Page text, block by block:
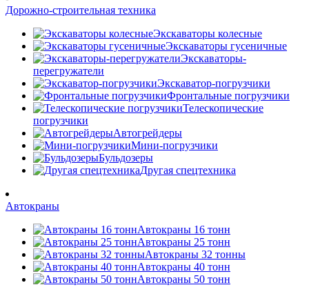
Дорожно-строительная техника
Экскаваторы колесные
Экскаваторы гусеничные
Экскаваторы-
перегружатели
Экскаватор-погрузчики
Фронтальные погрузчики
Телескопические
погрузчики
Автогрейдеры
Мини-погрузчики
Бульдозеры
Другая спецтехника
Автокраны
Автокраны 16 тонн
Автокраны 25 тонн
Автокраны 32 тонны
Автокраны 40 тонн
Автокраны 50 тонн